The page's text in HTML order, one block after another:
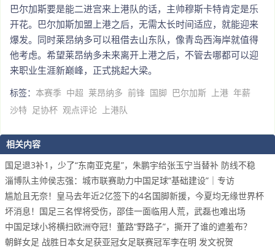
巴尔加斯要是能二进宫来上港队的话，主帅穆斯卡特肯定是乐
开花。巴尔加斯加盟上港之后，无需太长时间适应，就能迎来
爆发。同时莱昂纳多可以租借去山东队，像青岛西海岸就值得
他考虑。希望莱昂纳多未来离开上港之后，不管去哪都可以迎
来职业生涯新巅峰，正式挑起大梁。
标签： 本赛季 中超 莱昂纳多 前锋 国脚 巴尔加斯 上港 年薪
沙特 足协杯 观点评论 上港队
相关内容
国足退3补1，少了“东南亚克星”，朱鹏宇给张玉宁当替补 防线不稳
淄博队主帅侯志强：城市联赛助力中国足球“基础建设”｜专访
尴尬且无奈！皇马去年近2亿签下的4名国脚新援，今夏均无缘世界杯
坏消息！国足三名悍将受伤，邵佳一面临用人荒，武磊也难出场
中国足球小将横扫欧洲夺冠！董路“野路子”，撕开了谁的遮羞布？
朝鲜女足 战胜日本女足获亚冠女足联赛冠军李在明 发文祝贺